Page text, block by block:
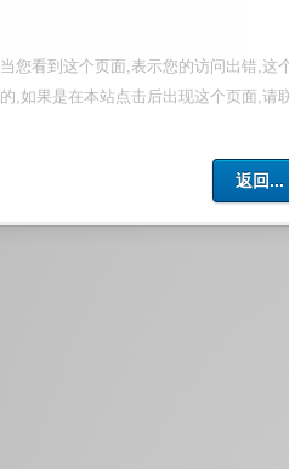
当您看到这个页面,表示您的访问出错,这
的,如果是在本站点击后出现这个页面,请
返回...